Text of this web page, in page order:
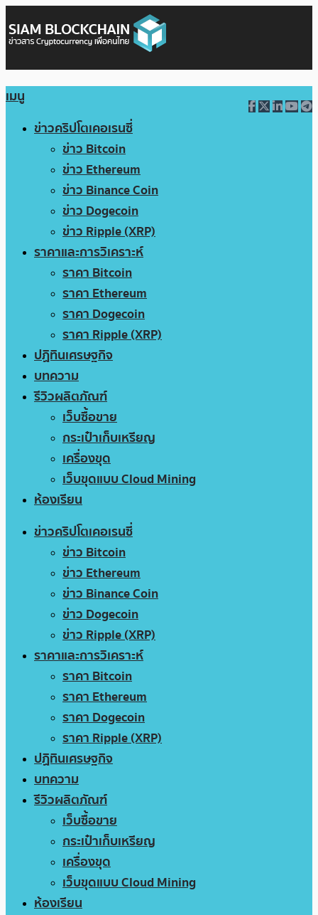
เมนู
ข่าวคริปโตเคอเรนซี่
ข่าว Bitcoin
ข่าว Ethereum
ข่าว Binance Coin
ข่าว Dogecoin
ข่าว Ripple (XRP)
ราคาและการวิเคราะห์
ราคา Bitcoin
ราคา Ethereum
ราคา Dogecoin
ราคา Ripple (XRP)
ปฏิทินเศรษฐกิจ
บทความ
รีวิวผลิตภัณฑ์
เว็บซื้อขาย
กระเป๋าเก็บเหรียญ
เครื่องขุด
เว็บขุดแบบ Cloud Mining
ห้องเรียน
ข่าวคริปโตเคอเรนซี่
ข่าว Bitcoin
ข่าว Ethereum
ข่าว Binance Coin
ข่าว Dogecoin
ข่าว Ripple (XRP)
ราคาและการวิเคราะห์
ราคา Bitcoin
ราคา Ethereum
ราคา Dogecoin
ราคา Ripple (XRP)
ปฏิทินเศรษฐกิจ
บทความ
รีวิวผลิตภัณฑ์
เว็บซื้อขาย
กระเป๋าเก็บเหรียญ
เครื่องขุด
เว็บขุดแบบ Cloud Mining
ห้องเรียน